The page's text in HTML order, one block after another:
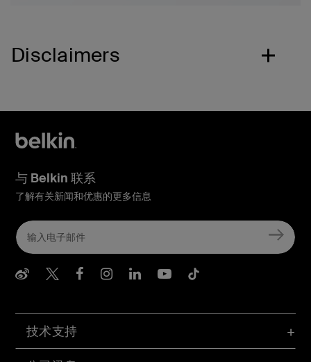
Disclaimers
技术支持
与 Belkin 联系
了解有关新闻和优惠的更多信息
Belkin Weibo
Belkin Twitter
Belkin Facebook
Belkin Instagram
Belkin LInkedIn
Belkin Youtube
Belkin